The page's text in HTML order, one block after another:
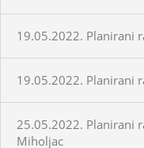
19.05.2022. Planirani
19.05.2022. Planirani
25.05.2022. Planirani
Miholjac